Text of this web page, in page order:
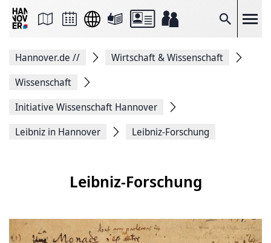
Suche
Seite
Facebook
teilen
Seitenlink
Seite
Hannover.de //
Wirtschaft & Wissenschaft
Wissenschaft
Initiative Wissenschaft Hannover
Leibniz in Hannover
Leibniz-Forschung
Leibniz-Forschung